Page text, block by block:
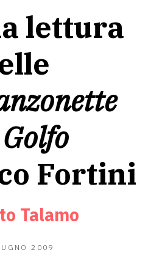
lettura
Fortini
Talamo
2009